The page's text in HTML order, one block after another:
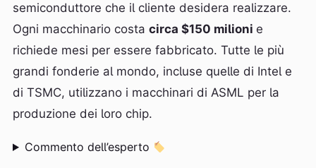
semiconduttore che il cliente desidera realizzare.
Ogni macchinario costa circa $150 milioni e
richiede mesi per essere fabbricato. Tutte le più
grandi fonderie al mondo, incluse quelle di Intel e
di TSMC, utilizzano i macchinari di ASML per la
produzione dei loro chip.
Commento dell’esperto